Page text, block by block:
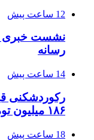
12 ساعت پیش
نشست خبری
رسانه
14 ساعت پیش
رکوردشکنی
۱۸۶ میلیون تومان رسید
18 ساعت پیش